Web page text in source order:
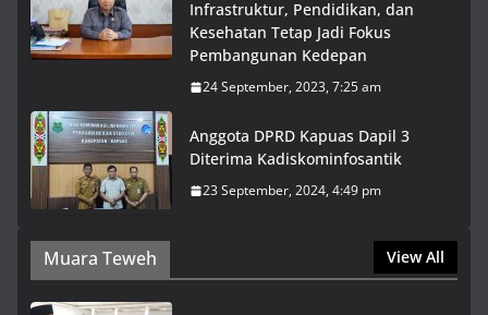
Infrastruktur, Pendidikan, dan
Kesehatan Tetap Jadi Fokus
Pembangunan Kedepan
24 September, 2023, 7:25 am
Anggota DPRD Kapuas Dapil 3
Diterima Kadiskominfosantik
23 September, 2024, 4:49 pm
Muara Teweh View All